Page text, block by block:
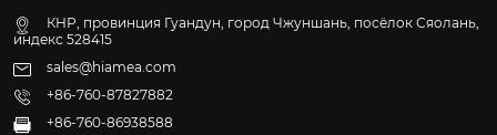
КНР, провинция Гуандун, город Чжуншань, посёлок Сяолань,
индекс 528415
sales@hiamea.com
+86-760-87827882
 +86-760-86938588